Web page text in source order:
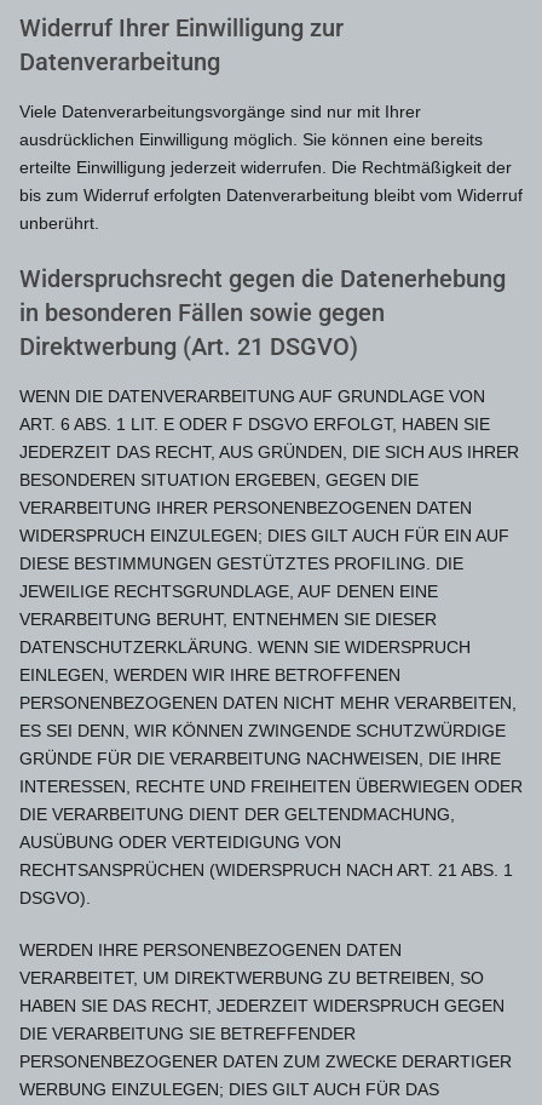
Widerruf Ihrer Einwilligung zur
Datenverarbeitung
Viele Datenverarbeitungsvorgänge sind nur mit Ihrer
ausdrücklichen Einwilligung möglich. Sie können eine bereits
erteilte Einwilligung jederzeit widerrufen. Die Rechtmäßigkeit der
bis zum Widerruf erfolgten Datenverarbeitung bleibt vom Widerruf
unberührt.
Widerspruchsrecht gegen die Datenerhebung
in besonderen Fällen sowie gegen
Direktwerbung (Art. 21 DSGVO)
WENN DIE DATENVERARBEITUNG AUF GRUNDLAGE VON
ART. 6 ABS. 1 LIT. E ODER F DSGVO ERFOLGT, HABEN SIE
JEDERZEIT DAS RECHT, AUS GRÜNDEN, DIE SICH AUS IHRER
BESONDEREN SITUATION ERGEBEN, GEGEN DIE
VERARBEITUNG IHRER PERSONENBEZOGENEN DATEN
WIDERSPRUCH EINZULEGEN; DIES GILT AUCH FÜR EIN AUF
DIESE BESTIMMUNGEN GESTÜTZTES PROFILING. DIE
JEWEILIGE RECHTSGRUNDLAGE, AUF DENEN EINE
VERARBEITUNG BERUHT, ENTNEHMEN SIE DIESER
DATENSCHUTZERKLÄRUNG. WENN SIE WIDERSPRUCH
EINLEGEN, WERDEN WIR IHRE BETROFFENEN
PERSONENBEZOGENEN DATEN NICHT MEHR VERARBEITEN,
ES SEI DENN, WIR KÖNNEN ZWINGENDE SCHUTZWÜRDIGE
GRÜNDE FÜR DIE VERARBEITUNG NACHWEISEN, DIE IHRE
INTERESSEN, RECHTE UND FREIHEITEN ÜBERWIEGEN ODER
DIE VERARBEITUNG DIENT DER GELTENDMACHUNG,
AUSÜBUNG ODER VERTEIDIGUNG VON
RECHTSANSPRÜCHEN (WIDERSPRUCH NACH ART. 21 ABS. 1
DSGVO).
WERDEN IHRE PERSONENBEZOGENEN DATEN
VERARBEITET, UM DIREKTWERBUNG ZU BETREIBEN, SO
HABEN SIE DAS RECHT, JEDERZEIT WIDERSPRUCH GEGEN
DIE VERARBEITUNG SIE BETREFFENDER
PERSONENBEZOGENER DATEN ZUM ZWECKE DERARTIGER
WERBUNG EINZULEGEN; DIES GILT AUCH FÜR DAS